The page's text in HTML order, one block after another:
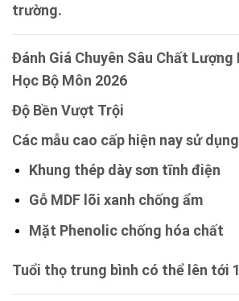
trường.
Đánh Giá Chuyên Sâu Chất Lượng
Học Bộ Môn 2026
Độ Bền Vượt Trội
Các mẫu cao cấp hiện nay sử
Khung thép dày sơn tĩnh điện
Gỗ MDF lõi xanh chống ẩm
Mặt Phenolic chống hóa chất
Tuổi thọ trung bình có thể lên tới